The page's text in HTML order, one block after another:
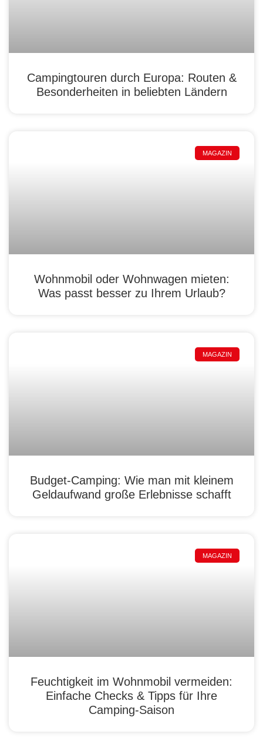
Campingtouren durch Europa: Routen &
Besonderheiten in beliebten Ländern
MAGAZIN
Wohnmobil oder Wohnwagen mieten:
Was passt besser zu Ihrem Urlaub?
MAGAZIN
Budget-Camping: Wie man mit kleinem
Geldaufwand große Erlebnisse schafft
MAGAZIN
Feuchtigkeit im Wohnmobil vermeiden:
Einfache Checks & Tipps für Ihre
Camping-Saison